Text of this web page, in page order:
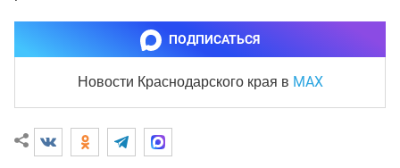
ПОДПИСАТЬСЯ
Новости Краснодарского края в MAX